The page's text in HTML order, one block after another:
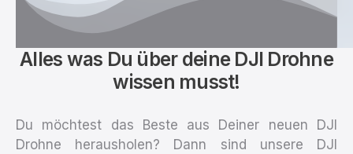
Alles was Du über deine DJI Drohne
wissen musst!
Du möchtest das Beste aus Deiner neuen DJI
Drohne herausholen? Dann sind unsere DJI